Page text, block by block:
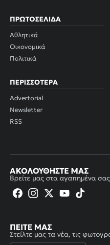
ΠΡΩΤΟΣΈΛΙΔΑ
Αθλητικά
Οικονομικά
Πολιτικά
ΠΕΡΙΣΣΌΤΕΡΑ
Advertorial
Newsletter
RSS
ΑΚΟΛΟΥΘΉΣΤΕ ΜΑΣ
Βρείτε μας στα αγαπημένα
ΠΕΊΤΕ ΜΑΣ
Στείλτε μας τα νέα, τις